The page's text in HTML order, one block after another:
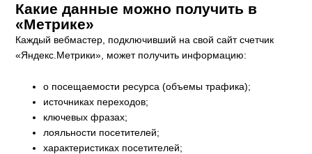
Какие данные можно получить в
«Метрике»
Каждый вебмастер, подключивший на свой сайт счетчик
«Яндекс.Метрики», может получить информацию:
о посещаемости ресурса (объемы трафика);
источниках переходов;
ключевых фразах;
лояльности посетителей;
характеристиках посетителей;